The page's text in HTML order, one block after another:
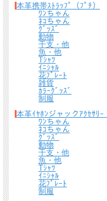
裏面は、誤作動防止のためカ
本革携帯ｽﾄﾗｯﾌﾟ（ﾌﾟﾁ）
ﾜﾝちゃん
ﾈｺちゃん
ｸﾞｯｽﾞ
動物
干支・他
魚・他
Tｼｬﾂ
ｲﾆｼｬﾙ
花ﾌﾟﾚｰﾄ
雑貨
ｶﾗｰｸﾞｯｽﾞ
制服
本革ｲﾔﾎﾝジャックｱｸｾｻﾘｰ
ﾜﾝちゃん
ﾈｺちゃん
ｸﾞｯｽﾞ
動物
干支・他
魚・他
Tｼｬﾂ
ｲﾆｼｬﾙ
花ﾌﾟﾚｰﾄ
制服